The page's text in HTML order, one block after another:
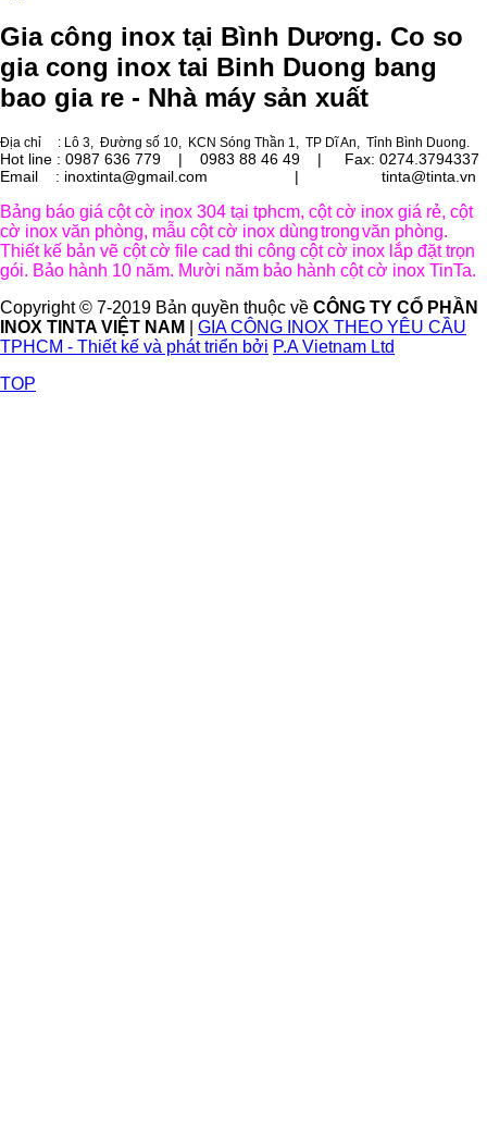
Gia công inox tại Bình Dương. Co so
gia cong inox tai Binh Duong bang
bao gia re - Nhà máy sản xuất
Địa chỉ : Lô 3, Đường số 10, KCN Sóng Thần 1, TP Dĩ An, Tỉnh Bình Duong.
Hot line : 0987 636 779 | 0983 88 46 49 |
Fax: 0274.3794337
Email : inoxtinta@gmail.com | tinta@tinta.vn
Bảng báo giá cột cờ inox 304 tại tphcm, cột cờ inox giá rẻ, cột
cờ inox văn phòng, mẫu cột cờ inox dùngtrongvăn phòng.
Thiết kế bản vẽ cột cờ file cad thi công cột cờ inox lắp đặt trọn
gói. Bảo hành 10 năm. Mười năm bảo hành cột cờ inox TinTa.
Copyright © 7-2019 Bản quyền thuộc về CÔNG TY CỔ PHẦN
INOX TINTA VIỆT NAM
GIA CÔNG INOX THEO YÊU CẦU
TPHCM - Thiết kế và phát triển bởi P.A Vietnam Ltd
TOP